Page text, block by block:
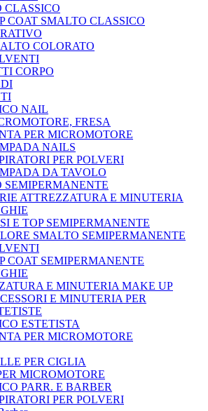
CLASSICO
COAT SMALTO CLASSICO
COLORATO
CORPO
NAIL
FRESA
PER MICROMOTORE
NAILS
PER POLVERI
DA TAVOLO
SEMIPERMANENTE
ATTREZZATURA E MINUTERIA
E TOP SEMIPERMANENTE
SMALTO SEMIPERMANENTE
COAT SEMIPERMANENTE
E MINUTERIA MAKE UP
E MINUTERIA PER
ESTETISTA
PER MICROMOTORE
PER CIGLIA
MICROMOTORE
PARR. E BARBER
PER POLVERI